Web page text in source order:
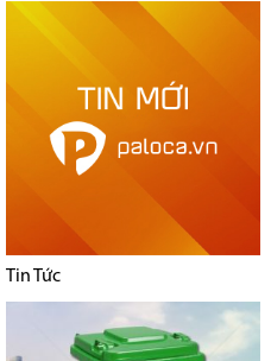
Tin Tức